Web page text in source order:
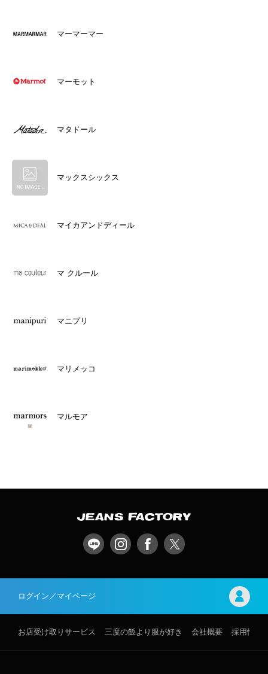
マーマーマー
マーモット
マタドール
マックスシックス
マイカアンドディール
マ クルール
マニプリ
マリメッコ
マルモア
ログイン／マイページ
お店受け取りサービス 三度の飯より服が好き 会社概要 採用情報